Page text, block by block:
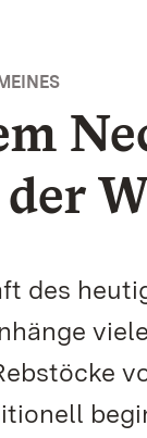
des